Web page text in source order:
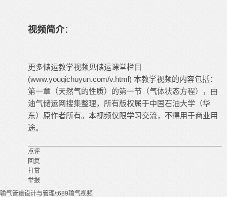
视频简介：
更多储运教学视频见储运课堂栏目
(www.youqichuyun.com/v.html) 本教学视频的内容包括：
第一章（天然气的性质）的第一节（气体状态方程），由
油气储运网搜集整理，所有版权属于中国石油大学（华
东）原作者所有。本视频仅限学习交流，不得用于商业用
途。
点评
回复
打赏
举报
输气管道设计与管理\t689输气视频